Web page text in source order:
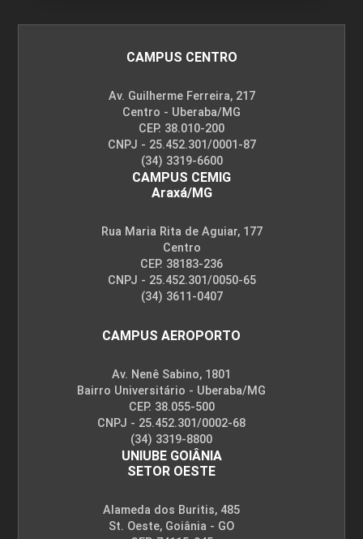
CAMPUS CENTRO
Av. Guilherme Ferreira, 217
Centro - Uberaba/MG
CEP. 38.010-200
CNPJ - 25.452.301/0001-87
(34) 3319-6600
CAMPUS CEMIG
Araxá/MG
Rua Maria Rita de Aguiar, 177
Centro
CEP. 38183-236
CNPJ - 25.452.301/0050-65
(34) 3611-0407
CAMPUS AEROPORTO
Av. Nenê Sabino, 1801
Bairro Universitário - Uberaba/MG
CEP. 38.055-500
CNPJ - 25.452.301/0002-68
(34) 3319-8800
UNIUBE GOIÂNIA
SETOR OESTE
Alameda dos Buritis, 485
St. Oeste, Goiânia - GO